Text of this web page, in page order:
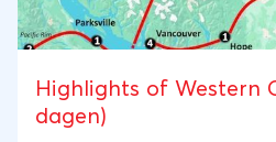
Highlights of Western
dagen)